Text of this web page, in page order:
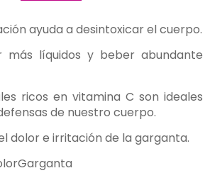
ayuda a desintoxicar el cuerpo.
más líquidos y beber abundante
ricos en vitamina C son ideales
de nuestro cuerpo.
dolor e irritación de la garganta.